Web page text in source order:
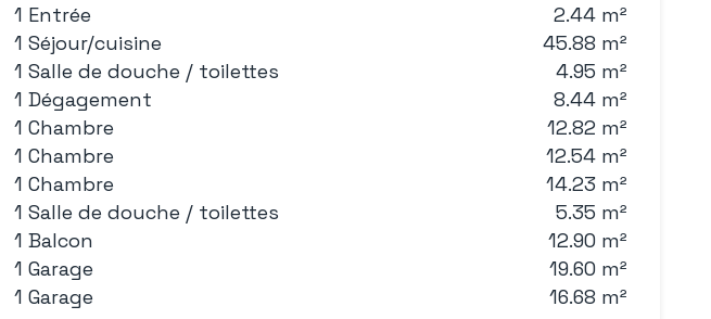
1 Entrée
2.44 m²
1 Séjour/cuisine
45.88 m²
1 Salle de douche / toilettes
4.95 m²
1 Dégagement
8.44 m²
1 Chambre
12.82 m²
1 Chambre
12.54 m²
1 Chambre
14.23 m²
1 Salle de douche / toilettes
5.35 m²
1 Balcon
12.90 m²
1 Garage
19.60 m²
1 Garage
16.68 m²